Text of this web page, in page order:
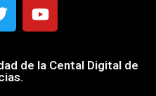
de la Cental Digital de